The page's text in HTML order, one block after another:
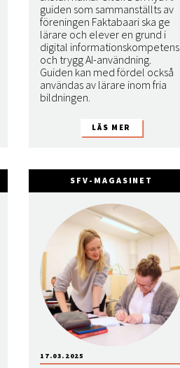
guiden som sammanställts av
föreningen Faktabaari ska ge
lärare och elever en grund i
digital informationskompetens
och trygg AI-användning.
Guiden kan med fördel också
användas av lärare inom fria
bildningen.
SFV-MAGASINET
17.03.2025